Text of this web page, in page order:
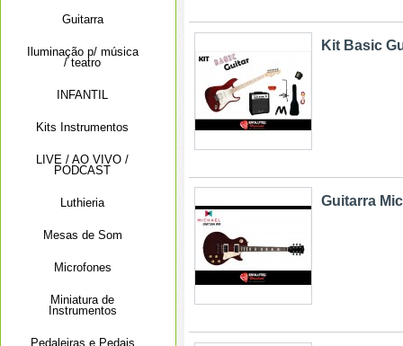
Guitarra
Iluminação p/ música
/ teatro
INFANTIL
Kits Instrumentos
LIVE / AO VIVO /
PODCAST
Luthieria
Mesas de Som
Microfones
Miniatura de
Instrumentos
Pedaleiras e Pedais
Kit Basic
Guitarra